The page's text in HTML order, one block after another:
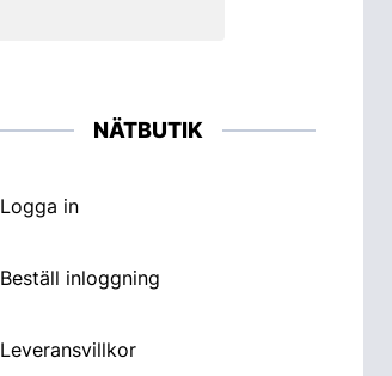
NÄTBUTIK
Logga in
Beställ inloggning
Leveransvillkor